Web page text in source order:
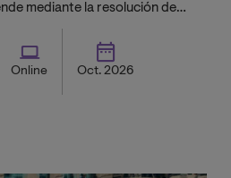
mediante la resolución de
guiado por un claustro
acreditados, académicos
en activo
Online Oct. 2026